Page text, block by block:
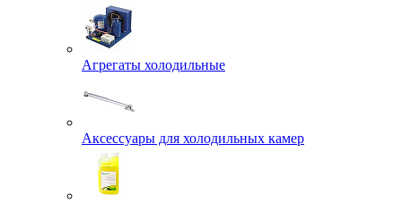
Агрегаты холодильные
Аксессуары для холодильных камер